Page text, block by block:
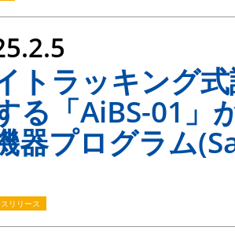
トラッキング
る「AiBS-01」
器プログラム
リリース